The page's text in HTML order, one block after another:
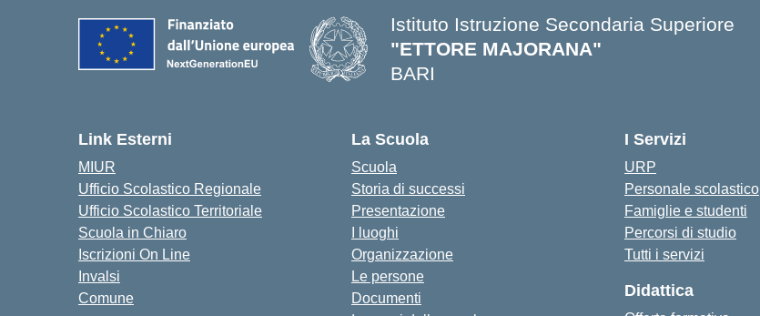
Istituto Istruzione Secondaria Superiore
"ETTORE MAJORANA"
BARI
Link Esterni
MIUR
Ufficio Scolastico Regionale
Ufficio Scolastico Territoriale
Scuola in Chiaro
Iscrizioni On Line
Invalsi
Comune
La Scuola
Scuola
Storia di successi
Presentazione
I luoghi
Organizzazione
Le persone
Documenti
I Servizi
URP
Personale scolastico
Famiglie e studenti
Percorsi di studio
Tutti i servizi
Didattica